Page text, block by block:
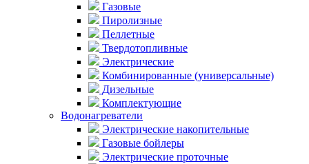
Газовые
Пиролизные
Пеллетные
Твердотопливные
Электрические
Комбинированные (универсальные)
Дизельные
Комплектующие
Водонагреватели
Электрические накопительные
Газовые бойлеры
Электрические проточные